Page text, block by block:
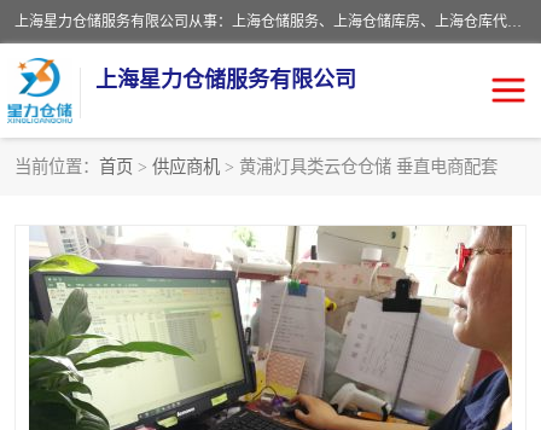
上海星力仓储服务有限公司从事：上海仓储服务、上海仓储库房、上海仓库代运营、上海仓库对外出租、上海仓库外包、上海三方仓储、上海电商仓储代发、上海电商代发货仓库、上海托管仓库、上海仓储配送。上海星力仓储服务有限公司现在拥有100个分仓、10万余平方的标准库房，精炼员工几百名，与几千家客户合作，公司已跻身上海仓储行业前列。欢迎来电咨询！
上海星力仓储服务有限公司
当前位置： 首页 > 供应商机 > 黄浦灯具类云仓仓储 垂直电商配套
上海仓储配送 上海仓库外包
上海仓库代运营 上海托管仓库
上海第三方仓储 上海仓储服务